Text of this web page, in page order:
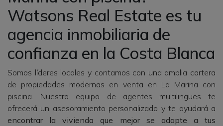
Watsons Real Estate es tu
agencia inmobiliaria de
confianza en la Costa Blanca
Somos líderes locales y contamos con una amplia cartera
de propiedades modernas en venta en La Marina con
piscina. Nuestro equipo de agentes multilingües te
ofrecerá un asesoramiento personalizado y te ayudará a
encontrar la vivienda que mejor se adapte a tus